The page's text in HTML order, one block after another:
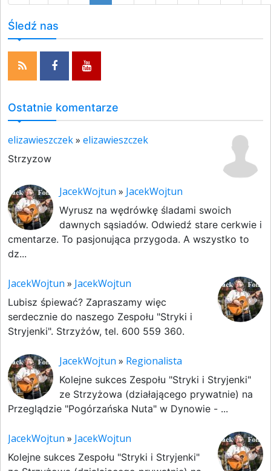
Śledź nas
Ostatnie komentarze
elizawieszczek» elizawieszczek
Strzyzow
JacekWojtun » JacekWojtun
Wyrusz na wędrówkę śladami swoich
dawnych sąsiadów. Odwiedź stare cerkwie i
cmentarze. To pasjonująca przygoda. A wszystko to
dz...
JacekWojtun » JacekWojtun
Lubisz śpiewać? Zapraszamy więc
serdecznie do naszego Zespołu "Stryki i
Stryjenki". Strzyżów, tel. 600 559 360.
JacekWojtun » Regionalista
Kolejne sukces Zespołu "Stryki i Stryjenki"
ze Strzyżowa (działającego prywatnie) na
Przeglądzie "Pogórzańska Nuta" w Dynowie - ...
JacekWojtun » JacekWojtun
Kolejne sukces Zespołu "Stryki i Stryjenki"